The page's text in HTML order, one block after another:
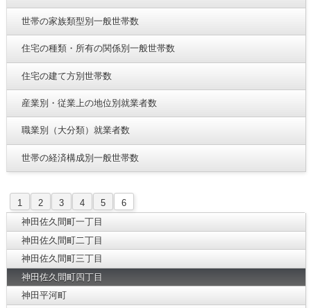
世帯の家族類型別一般世帯数
住宅の種類・所有の関係別一般世帯数
住宅の建て方別世帯数
産業別・従業上の地位別就業者数
職業別（大分類）就業者数
世帯の経済構成別一般世帯数
1 2 3 4 5
6
神田佐久間町一丁目
神田佐久間町二丁目
神田佐久間町三丁目
神田佐久間町四丁目
神田平河町